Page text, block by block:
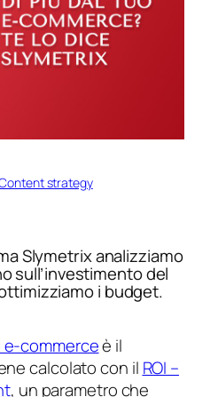
strategy
Slymetrix analizziamo
sull’investimento del
i budget.
commerceè il
calcolato con il ROI –
, un parametro che